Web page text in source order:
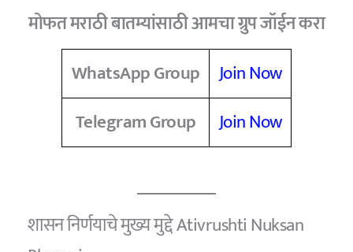
मोफत मराठी बातम्यांसाठी आमचा ग्रुप जॉईन करा
WhatsApp Group
Join Now
Telegram Group
Join Now
शासन निर्णयाचे मुख्य मुद्दे Ativrushti Nuksan